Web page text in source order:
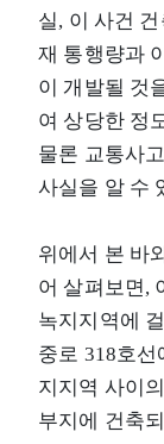
실, 이 사건
재 통행량과
이 개발될 것
여 상당한 정
물론 교통사
사실을 알 수
위에서 본 바
어 살펴보면,
녹지지역에
중로 3­18호
지지역 사이
부지에 건축